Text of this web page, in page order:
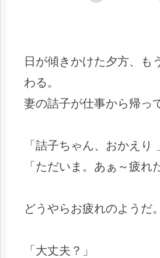
日が傾きかけた夕方、も
わる。
妻の詰子が仕事から帰っ
「詰子ちゃん、おかえり
「ただいま。あぁ～疲れ
どうやらお疲れのようだ。
「大丈夫？」